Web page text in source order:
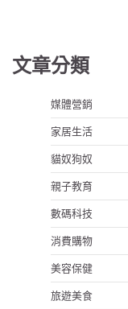
文章分類
媒體營銷
家居生活
貓奴狗奴
親子教育
數碼科技
消費購物
美容保健
旅遊美食